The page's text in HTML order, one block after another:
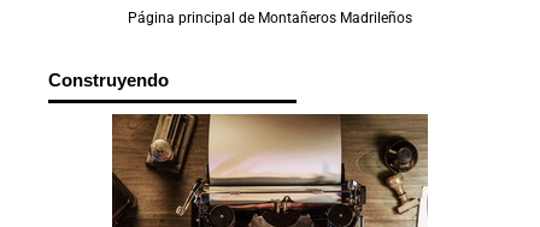
Página principal de Montañeros Madrileños
Construyendo